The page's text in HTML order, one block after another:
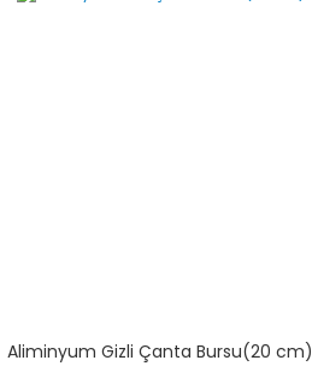
Aliminyum Gizli Çanta Bursu(20 cm)